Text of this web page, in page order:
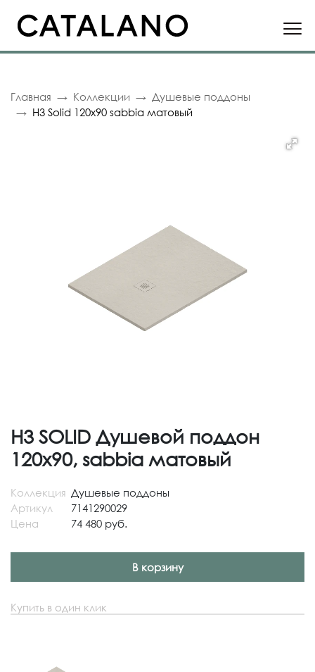
Главная Коллекции
Душевые поддоны
H3 Solid 120x90 sabbia матовый
H3 SOLID Душевой поддон
120x90, sabbia матовый
Коллекция Душевые поддоны
Артикул
7141290029
Цена
74 480 руб.
В корзину
Купить в один клик